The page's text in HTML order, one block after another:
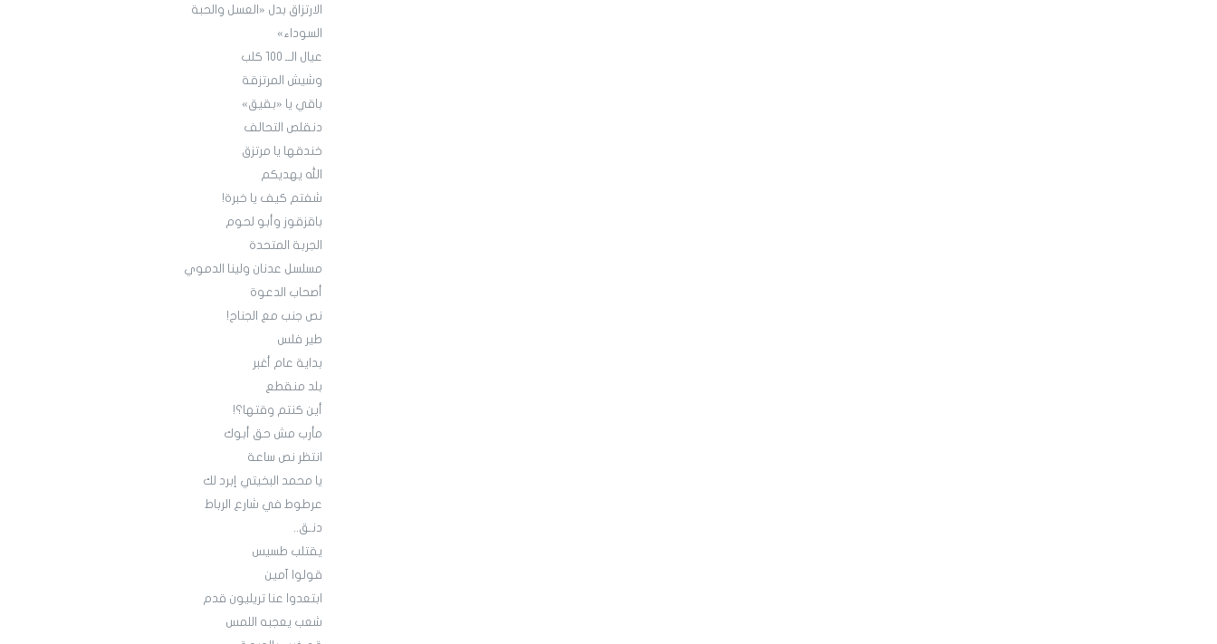
الارتزاق بدل «العسل والحبة
السوداء»
عيال الــ 100 كلب
وشيش المرتزقة
باقي يا «بقيق»
دنقلص التحالف
خندقها يا مرتزق
الله يهديكم
شفتم كيف يا خبرة!
باقزقوز وأبو لحوم
الجربة المتحدة
مسلسل عدنان ولينا الدموي
أصحاب الدعوة
نص جنب مع الجناح!
طير فلس
بداية عام أغبر
بلد منقطع
أين كنتم وقتها؟!
مأرب مش حق أبوك
انتظر نص ساعة
يا محمد البخيتي إبرد لك
عرطوط في شارع الرباط
دنـق..
يقتلب طسيس
قولوا آمين
ابتعدوا عنا تريليون قدم
شعب يعجبه اللمس